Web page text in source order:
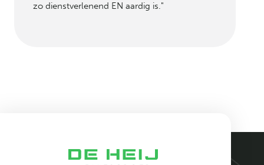
zo dienstverlenend EN aardig is."